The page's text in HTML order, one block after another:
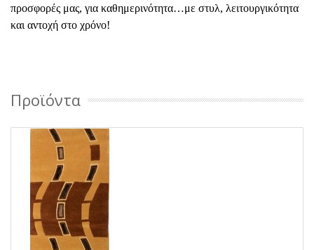
προσφορές μας, για καθημερινότητα…με στυλ, λειτουργικότητα
και αντοχή στο χρόνο!
Προϊόντα